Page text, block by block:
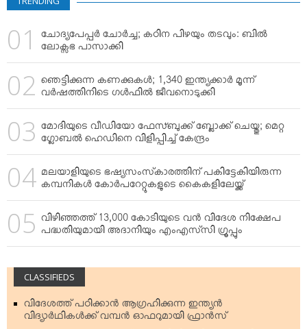
ചോദ്യപേപ്പര്‍ ചോര്‍ച്ച; കഠിന പിഴയും തടവും: ബില്‍
ലോക്സഭ പാസാക്കി
ഞെട്ടിക്കുന്ന കണക്കുകള്‍; 1,340 ഇന്ത്യക്കാര്‍ മൂന്ന്
വര്‍ഷത്തിനിടെ ഗള്‍ഫില്‍ ജീവനൊടുക്കി
മോദിയുടെ വീഡിയോ ഫേസ്ബുക്ക് ബ്ലോക്ക് ചെയ്തു; മെറ്റ
ഗ്ലോബല്‍ ഹെഡിനെ വിളിപ്പിച്ച് കേന്ദ്രം
മലയാളിയുടെ ഭഷ്യസംസ്‌കാരത്തിന് പകിട്ടേകിയിരുന്ന
കമ്പനികള്‍ കോര്‍പറേറ്റുകളുടെ കൈകളിലേയ്ക്ക്
വിഴിഞ്ഞത്ത് 13,000 കോടിയുടെ വന്‍ വിദേശ നിക്ഷേപ
പദ്ധതിയുമായി അദാനിയും എംഎസ്‌സി ഗ്രൂപ്പും
CLASSIFIEDS
വിദേശത്ത് പഠിക്കാന്‍ ആഗ്രഹിക്കുന്ന ഇന്ത്യന്‍
വിദ്യാര്‍ഥികള്‍ക്ക് വമ്പന്‍ ഓഫറുമായി ഫ്രാന്‍സ്